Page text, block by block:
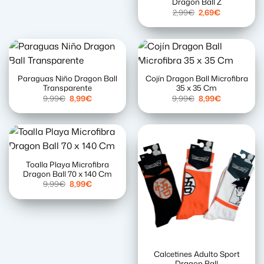
2,99€ El
precio
original
era:
2,99€.
2,69€El
actual
es:
2,69€.
Paraguas Niño Dragon Ball
Transparente
9,99€ El
precio
original
era:
9,99€.
8,99€El
actual
es:
8,99€.
Cojín Dragon Ball Microfibra
35 x 35 Cm
9,99€ El
precio
original
era:
8,99€El
actual
es:
Toalla Playa Microfibra
Dragon Ball 70 x 140 Cm
9,99€ El
precio
original
era:
8,99€El
actual
es:
Calcetines Adulto Sport